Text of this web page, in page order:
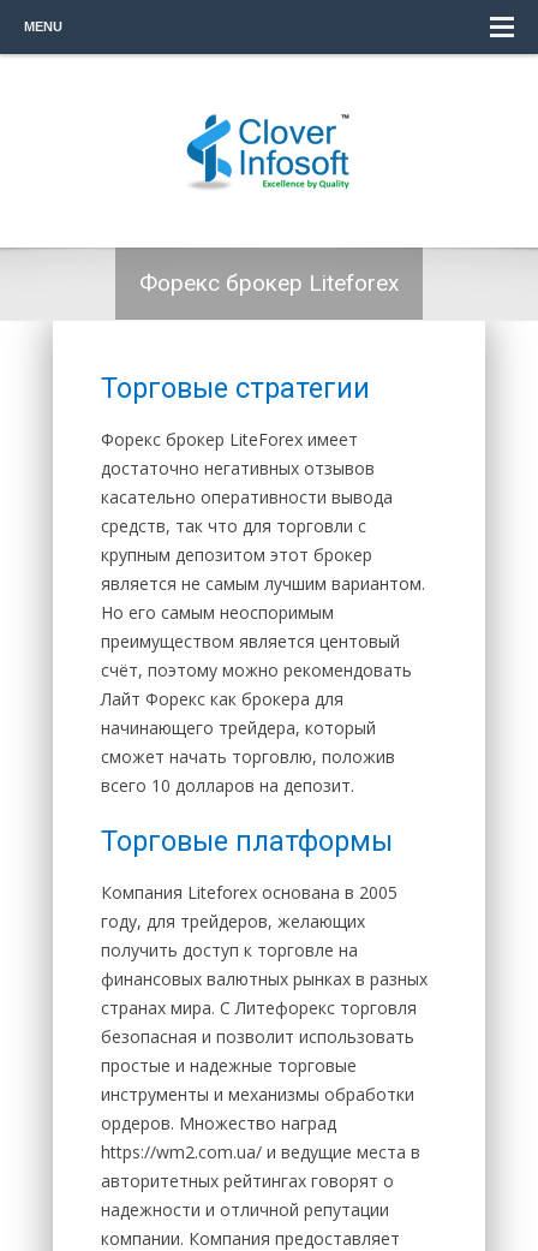
MENU
Форекс брокер Liteforex
Торговые стратегии
Форекс брокер LiteForex имеет
достаточно негативных отзывов
касательно оперативности вывода
средств, так что для торговли с
крупным депозитом этот брокер
является не самым лучшим вариантом.
Но его самым неоспоримым
преимуществом является центовый
счёт, поэтому можно рекомендовать
Лайт Форекс как брокера для
начинающего трейдера, который
сможет начать торговлю, положив
всего 10 долларов на депозит.
Торговые платформы
Компания Liteforex основана в 2005
году, для трейдеров, желающих
получить доступ к торговле на
финансовых валютных рынках в разных
странах мира. С Литефорекс торговля
безопасная и позволит использовать
простые и надежные торговые
инструменты и механизмы обработки
ордеров. Множество наград
https://wm2.com.ua/ и ведущие места в
авторитетных рейтингах говорят о
надежности и отличной репутации
компании. Компания предоставляет